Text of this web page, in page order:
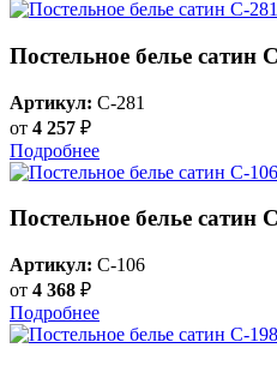
Постельное белье сатин
Артикул: C-281
от 4 257 ₽
Подробнее
Постельное белье сатин
Артикул: C-106
от 4 368 ₽
Подробнее